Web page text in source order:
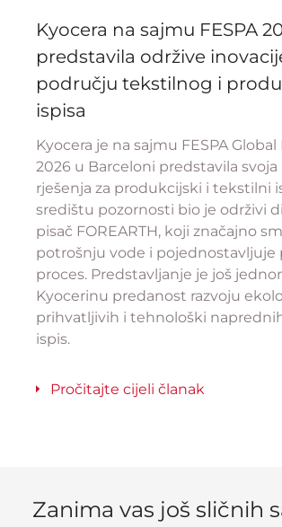
Kyocera na sajmu FESPA
predstavila održive
području tekstilnog i
ispisa
Kyocera je na sajmu FESPA
2026 u Barceloni predstavila svoja
rješenja za produkcijski i tekstilni
središtu pozornosti bio je održivi
pisač FOREARTH, koji značajno
potrošnju vode i pojednostavljuje
proces. Predstavljanje je još
Kyocerinu predanost razvoju
prihvatljivih i tehnološki
ispis.
Pročitajte cijeli članak
Zanima vas još sličnih